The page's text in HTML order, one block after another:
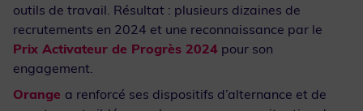
outils de travail. Résultat : plusieurs dizaines de
recrutements en 2024 et une reconnaissance par le
Prix Activateur de Progrès 2024 pour son
engagement.
Orange a renforcé ses dispositifs d’alternance et de